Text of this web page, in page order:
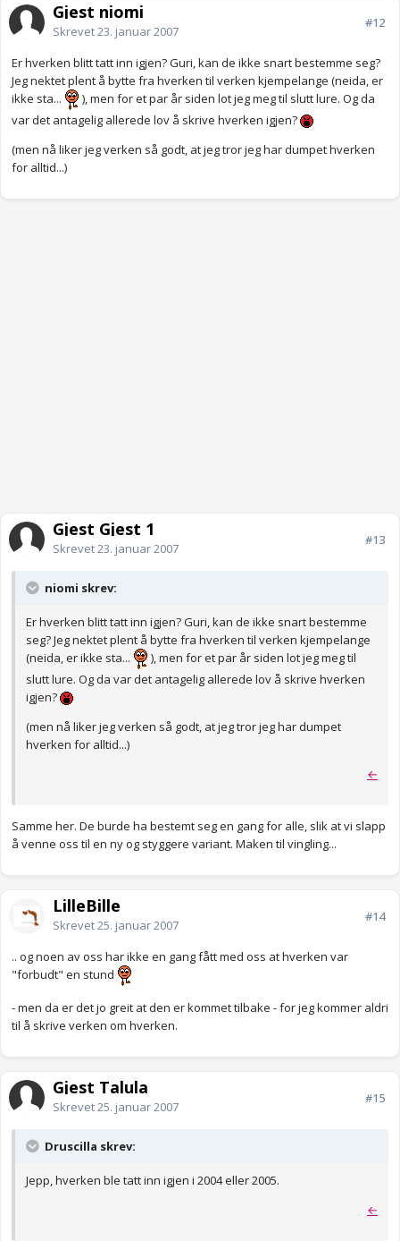
Gjest niomi
Skrevet23. januar 2007
#12
Er hverken blitt tatt inn igjen? Guri, kan de ikke snart bestemme seg?
Jeg nektet plent å bytte fra hverken til verken kjempelange (neida, er
ikke sta...
), men for et par år siden lot jeg meg til slutt lure. Og da
var det antagelig allerede lov å skrive hverken igjen?
(men nå liker jeg verken så godt, at jeg tror jeg har dumpet hverken
for alltid...)
Gjest Gjest 1
Skrevet23. januar 2007
#13
niomi skrev:
Er hverken blitt tatt inn igjen? Guri, kan de ikke snart bestemme
seg? Jeg nektet plent å bytte fra hverken til verken kjempelange
(neida, er ikke sta...
), men for et par år siden lot jeg meg til
slutt lure. Og da var det antagelig allerede lov å skrive hverken
igjen?
(men nå liker jeg verken så godt, at jeg tror jeg har dumpet
hverken for alltid...)
←
Samme her. De burde ha bestemt seg en gang for alle, slik at vi slapp
å venne oss til en ny og styggere variant. Maken til vingling...
LilleBille
Skrevet25. januar 2007
#14
.. og noen av oss har ikke en gang fått med oss at hverken var
"forbudt" en stund
- men da er det jo greit at den er kommet tilbake - for jeg kommer aldri
til å skrive verken om hverken.
Gjest Talula
Skrevet25. januar 2007
#15
Druscilla skrev:
Jepp, hverken ble tatt inn igjen i 2004 eller 2005.
←